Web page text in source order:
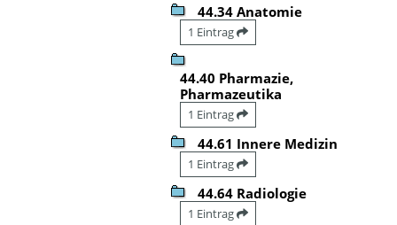
44.34 Anatomie
1 Eintrag
44.40 Pharmazie,
Pharmazeutika
1 Eintrag
44.61 Innere Medizin
1 Eintrag
44.64 Radiologie
1 Eintrag